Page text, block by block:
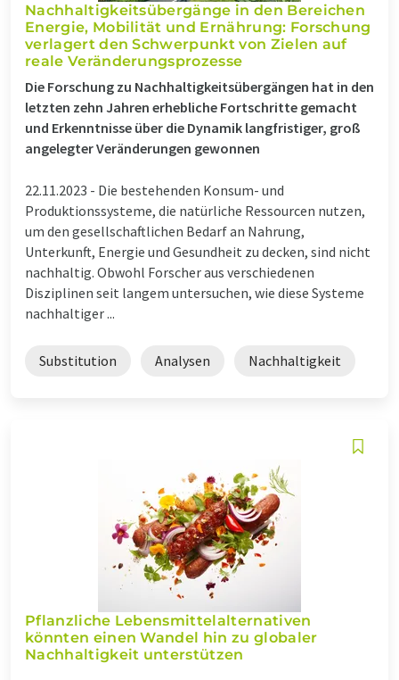
Nachhaltigkeitsübergänge in den Bereichen
Energie, Mobilität und Ernährung: Forschung
verlagert den Schwerpunkt von Zielen auf
reale Veränderungsprozesse
Die Forschung zu Nachhaltigkeitsübergängen hat in den
letzten zehn Jahren erhebliche Fortschritte gemacht
und Erkenntnisse über die Dynamik langfristiger, groß
angelegter Veränderungen gewonnen
22.11.2023 - Die bestehenden Konsum- und
Produktionssysteme, die natürliche Ressourcen nutzen,
um den gesellschaftlichen Bedarf an Nahrung,
Unterkunft, Energie und Gesundheit zu decken, sind nicht
nachhaltig. Obwohl Forscher aus verschiedenen
Disziplinen seit langem untersuchen, wie diese Systeme
nachhaltiger ...
Substitution Analysen Nachhaltigkeit
Pflanzliche Lebensmittelalternativen
könnten einen Wandel hin zu globaler
Nachhaltigkeit unterstützen